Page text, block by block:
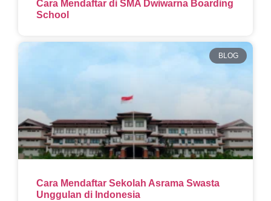
Cara Mendaftar di SMA Dwiwarna Boarding
School
BLOG
Cara Mendaftar Sekolah Asrama Swasta
Unggulan di Indonesia